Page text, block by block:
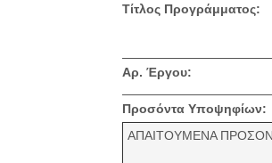
Τίτλος Προγράμματος:
Αρ. Έργου:
Προσόντα Υποψηφίων:
ΑΠΑΙΤΟΥΜΕΝΑ